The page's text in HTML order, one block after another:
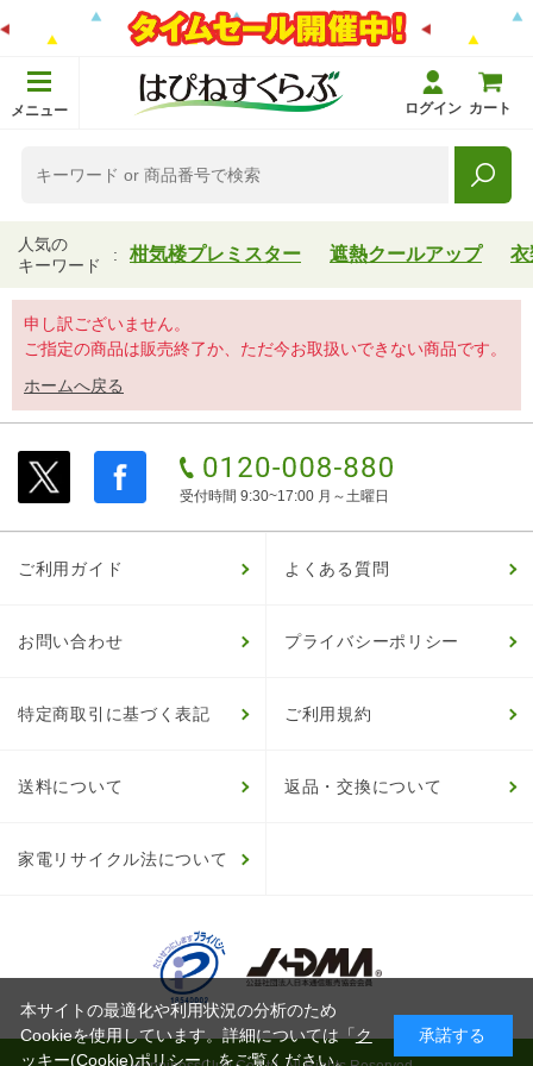
メニュー ログイン カート
人気の
キーワード
柑気楼プレミスター 遮熱クールアップ 衣
申し訳ございません。
ご指定の商品は販売終了か、ただ今お取扱いできない商品です。
ホームへ戻る
受付時間 9:30~17:00 月～土曜日
ご利用ガイド よくある質問
お問い合わせ プライバシーポリシー
特定商取引に基づく表記 ご利用規約
送料について 返品・交換について
家電リサイクル法について
本サイトの最適化や利用状況の分析のため
Cookieを使用しています。詳細については「ク
ッキー(Cookie)ポリシー」をご覧ください。
承諾する